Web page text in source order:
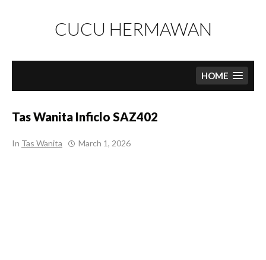
content
CUCU HERMAWAN
HOME
Tas Wanita Inficlo SAZ402
In Tas Wanita March 1, 2026